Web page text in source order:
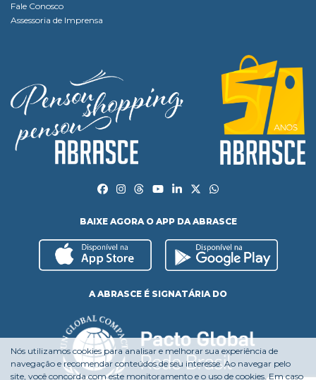
Fale Conosco
Assessoria de Imprensa
BAIXE AGORA O APP DA ABRASCE
A ABRASCE É SIGNATÁRIA DO
Nós utilizamos cookies para analisar e melhorar sua experiência de
navegação e recomendar conteúdos de seu interesse. Ao navegar pelo
site, você concorda com este monitoramento e o uso de cookies. Em caso